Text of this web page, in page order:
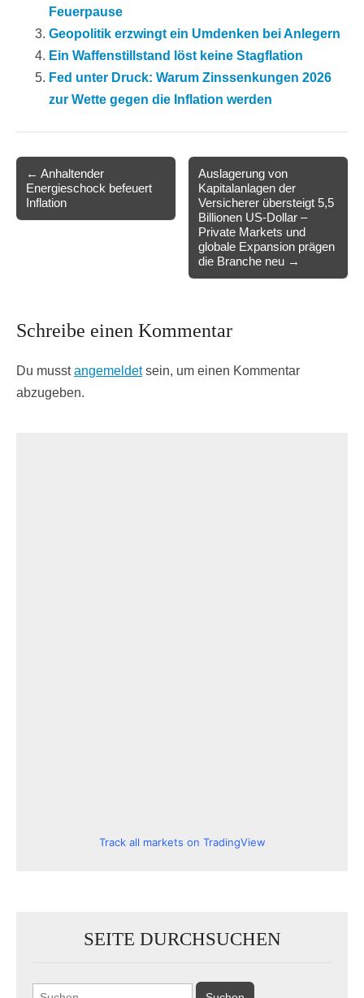
Feuerpause
Geopolitik erzwingt ein Umdenken bei Anlegern
Ein Waffenstillstand löst keine Stagflation
Fed unter Druck: Warum Zinssenkungen 2026
zur Wette gegen die Inflation werden
navigation
← Anhaltender
Energieschock befeuert
Inflation
Auslagerung von
Kapitalanlagen der
Versicherer übersteigt 5,5
Billionen US-Dollar –
Private Markets und
globale Expansion prägen
die Branche neu →
Schreibe einen Kommentar
Du musstangemeldetsein, um einen Kommentar
abzugeben.
Track all markets on TradingView
SEITE DURCHSUCHEN
Suchen